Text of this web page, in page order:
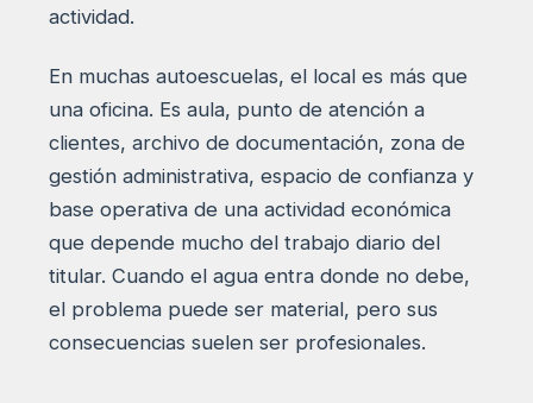
actividad.
En muchas autoescuelas, el local es más que
una oficina. Es aula, punto de atención a
clientes, archivo de documentación, zona de
gestión administrativa, espacio de confianza y
base operativa de una actividad económica
que depende mucho del trabajo diario del
titular. Cuando el agua entra donde no debe,
el problema puede ser material, pero sus
consecuencias suelen ser profesionales.